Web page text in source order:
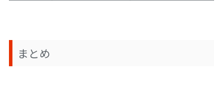
まとめ